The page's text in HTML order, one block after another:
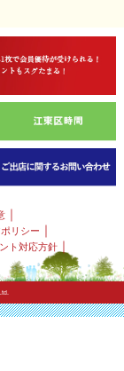
｜
リシー ｜
ト対応方針｜